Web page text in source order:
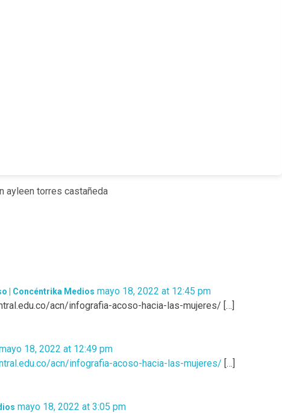
ayleen torres castañeda
| Concéntrika Medios mayo 18, 2022 at 12:45 pm
acn/infografia-acoso-hacia-las-mujeres/ […]
18, 2022 at 12:49 pm
acn/infografia-acoso-hacia-las-mujeres/ […]
mayo 18, 2022 at 3:05 pm